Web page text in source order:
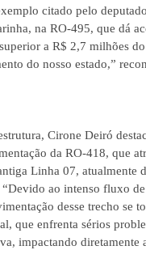
citado pelo
na RO-495, que dá
a R$ 2,7 milhões
do nosso estado,”
Cirone Deiró
da RO-418, que
Linha 07, atualmente
ao intenso fluxo
desse trecho se
que enfrenta sérios
impactando